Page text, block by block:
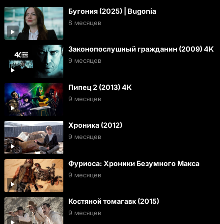
Бугония (2025) | Bugonia
8 месяцев
Законопослушный гражданин (2009) 4K
9 месяцев
Пипец 2 (2013) 4К
9 месяцев
Хроника (2012)
9 месяцев
Фуриоса: Хроники Безумного Макса
9 месяцев
Костяной томагавк (2015)
9 месяцев